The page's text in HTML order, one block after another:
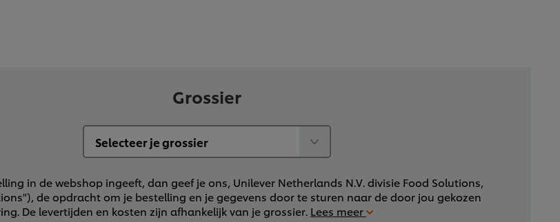
Grossier
in de webshop ingeeft, dan geef je ons, Unilever Netherlands N.V. divisie Food Solutions,
de opdracht om je bestelling en je gegevens door te sturen naar de door jou gekozen
De levertijden en kosten zijn afhankelijk van je grossier. Lees meer